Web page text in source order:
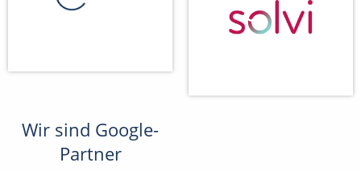
Wir sind Google-
Partner